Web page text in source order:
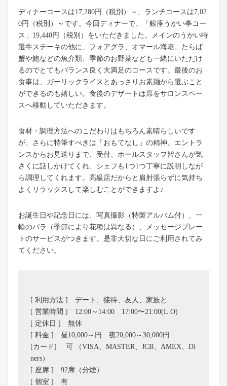
ディナーコースは17,280円（税別）～、ランチコースは7,02
0円（税別）～です。今回ディナーで、「銀座うかい亭コー
ス」19,440円（税別）をいただきました。メインのうかい特
選牛ステーキの他に、フォアグラ、オマール海老、たらば
蟹や鮑などの魚介類、季節のお野菜なども一緒にいただけ
るのでとてもバランス良く大満足のコースです。最後のお
食事は、ガーリックライスとあっさりお素麺から選ぶこと
ができるのも嬉しい。食後のデザートは席をサロンスペー
スへ移動していただきます。
食材・調理方法へのこだわりはもちろん素晴らしいです
が、さらに特筆すべきは「おもてなし」の精神。エントラ
ンスからお見送りまで、受付、ホールスタッフ皆さんが気
さくに話しかけてくれ、シェフも1つ1つ丁寧に説明しなが
ら調理してくれます。高級店だからと肩肘張らずに気持ち
よくリラックスして楽しむことができますよ♪
お誕生日や記念日には、写真撮影（特製アルバム付）、一
輪のバラ（季節により花種は異なる）、メッセージプレー
トのサービスがつきます。是非大切な日にご利用されてみ
てください。
[ 利用方法 ] デート、接待、友人、家族と
[ 営業時間 ] 12:00～14:00 17:00〜21:00(L.O)
[ 定休日 ] 無休
[ 料金 ] 昼10,000～円 夜20,000～30,000円
[カード] 可 （VISA、MASTER、JCB、AMEX、Di
ners）
[ 座席 ] 92席（分煙）
[ 個室 ] 有